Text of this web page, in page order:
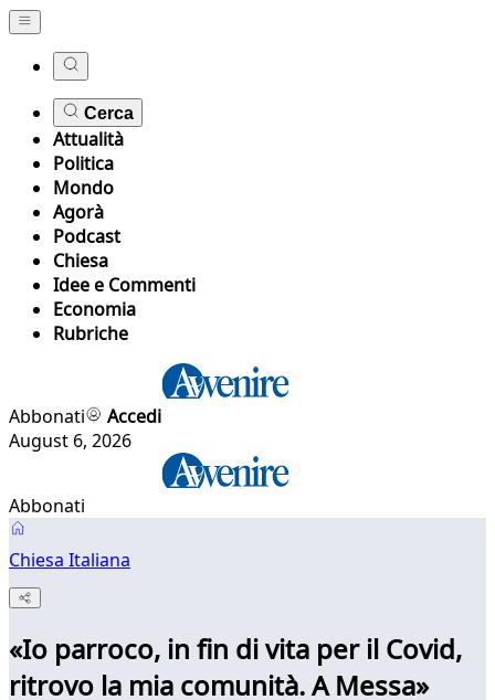
Cerca
Attualità
Politica
Mondo
Agorà
Podcast
Chiesa
Idee e Commenti
Economia
Rubriche
Abbonati
Accedi
August 6, 2026
Abbonati
Chiesa Italiana
«Io parroco, in fin di vita per il Covid,
ritrovo la mia comunità. A Messa»